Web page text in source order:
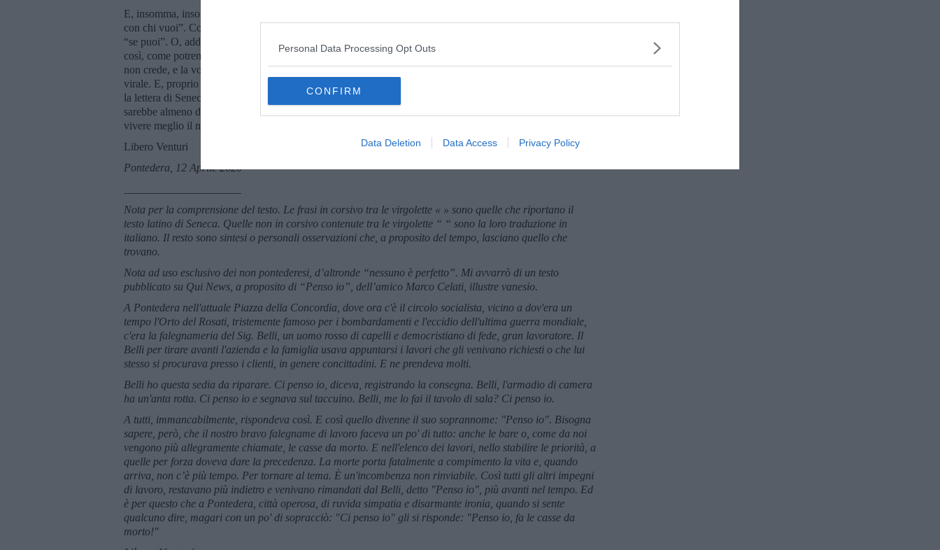
Personal Data Processing Opt Outs
CONFIRM
Data Deletion Data Access Privacy Policy
E, insomma, insomma, fra un discorso e l’altro siamo arrivati a Pasqua. Dice, “Natale con i tuoi, Pasqua
con chi vuoi”. Con il coronavirus il proverbio è diventato “Natale con i tuoi, Pasqua con chi puoi”. Oppure
“se puoi”. O, addirittura, “Natale con i tuoi, Pasqua non puoi”. Passeremo una Pasqua e una Pasquetta così
così, come potremo, in ansia per i nostri cari, ma non vengono meno la speranza di risorgere, pure per chi
non crede, e la voglia di rinnovarsi che anche questa Primavera frizzantina sparge nell’aria, come un anti
virale. E, proprio in questo periodo che il tempo sembra dilatarsi e vita e morte si inseguono nei comunicati,
la lettera di Seneca sul tempo, che ci giunge da lontano, parla ancora alla nostra mente e al nostro cuore e
sarebbe almeno da sperare suggerisca anche qualcosa per i piccoli e grandi proponimenti del futuro. Per
vivere meglio il nostro tempo. Buona Pasqua, buona domenica e buona fortuna.
Libero Venturi
Pontedera, 12 Aprile 2020
Nota per la comprensione del testo. Le frasi in corsivo tra le virgolette « » sono quelle che riportano il
testo latino di Seneca. Quelle non in corsivo contenute tra le virgolette “ “ sono la loro traduzione in
italiano. Il resto sono sintesi o personali osservazioni che, a proposito del tempo, lasciano quello che
trovano.
Nota ad uso esclusivo dei non pontederesi, d’altronde “nessuno è perfetto”. Mi avvarrò di un testo
pubblicato su Qui News, a proposito di “Penso io”, dell’amico Marco Celati, illustre vanesio.
A Pontedera nell'attuale Piazza della Concordia, dove ora c'è il circolo socialista, vicino a dov'era un
tempo l'Orto del Rosati, tristemente famoso per i bombardamenti e l'eccidio dell'ultima guerra mondiale,
c'era la falegnameria del Sig. Belli, un uomo rosso di capelli e democristiano di fede, gran lavoratore. Il
Belli per tirare avanti l'azienda e la famiglia usava appuntarsi i lavori che gli venivano richiesti o che lui
stesso si procurava presso i clienti, in genere concittadini. E ne prendeva molti.
Belli ho questa sedia da riparare. Ci penso io, diceva, registrando la consegna. Belli, l'armadio di camera
ha un'anta rotta. Ci penso io e segnava sul taccuino. Belli, me lo fai il tavolo di sala? Ci penso io.
A tutti, immancabilmente, rispondeva così. E così quello divenne il suo soprannome: "Penso io". Bisogna
sapere, però, che il nostro bravo falegname di lavoro faceva un po' di tutto: anche le bare o, come da noi
vengono più allegramente chiamate, le casse da morto. E nell'elenco dei lavori, nello stabilire le priorità, a
quelle per forza doveva dare la precedenza. La morte porta fatalmente a compimento la vita e, quando
arriva, non c’è più tempo. Per tornare al tema. È un'incombenza non rinviabile. Così tutti gli altri impegni
di lavoro, restavano più indietro e venivano rimandati dal Belli, detto "Penso io", più avanti nel tempo. Ed
è per questo che a Pontedera, città operosa, di ruvida simpatia e disarmante ironia, quando si sente
qualcuno dire, magari con un po' di sopracciò: "Ci penso io" gli si risponde: "Penso io, fa le casse da
morto!"